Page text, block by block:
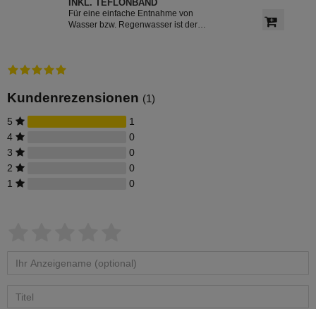
Montage an der Regenwassertonne.
Das Teflonband dichtete das Gewinde
INKL. TEFLONBAND
Für eine einfache Entnahme von
Wasser bzw. Regenwasser ist der
Lieferumfang enthalten.
Kundenrezensionen (1)
5
1
4
0
3
0
2
0
1
0